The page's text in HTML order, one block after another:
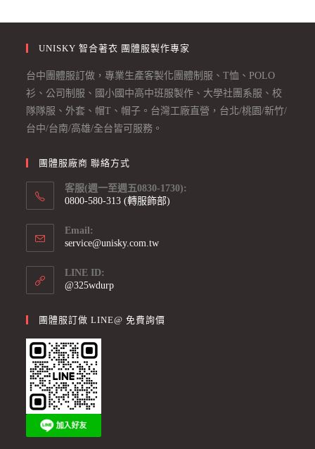
UNISKY 智合著衣 團體服製作專家
台中團體服訂做，專業生產客製化團體制服、T恤、POLO
衫、公司制服、國小國中高中班服製作、大學社團系服、校
隊隊服、外套、帽T、帽子。台灣工廠直營，台北/桃園/新竹/
台中/台南/高雄/全台皆可服務。
團體服廠商 聯絡方式
客服(週一至週五0830-1730):
0800-580-313 (轉服飾部)
Email:
service@unisky.com.tw
LINE ID:
@325wdurp
團體服訂做 LINE@ 免費詢價